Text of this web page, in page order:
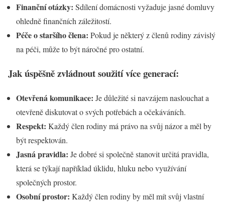
Finanční otázky: Sdílení domácnosti vyžaduje jasné domluvy
ohledně finančních záležitostí.
Péče o staršího člena: Pokud je některý z členů rodiny závislý
na péči, může to být náročné pro ostatní.
Jak úspěšně zvládnout soužití více generací:
Otevřená komunikace: Je důležité si navzájem naslouchat a
otevřeně diskutovat o svých potřebách a očekáváních.
Respekt: Každý člen rodiny má právo na svůj názor a měl by
být respektován.
Jasná pravidla: Je dobré si společně stanovit určitá pravidla,
která se týkají například úklidu, hluku nebo využívání
společných prostor.
Osobní prostor: Každý člen rodiny by měl mít svůj vlastní